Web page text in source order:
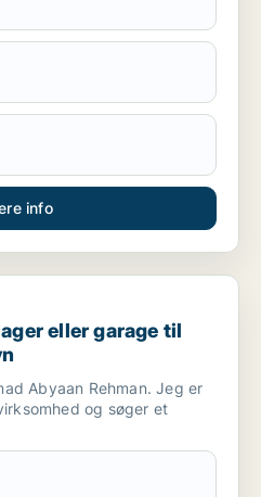
info
garage til leje i Storkøbenhavn
eller garage til
og søger et